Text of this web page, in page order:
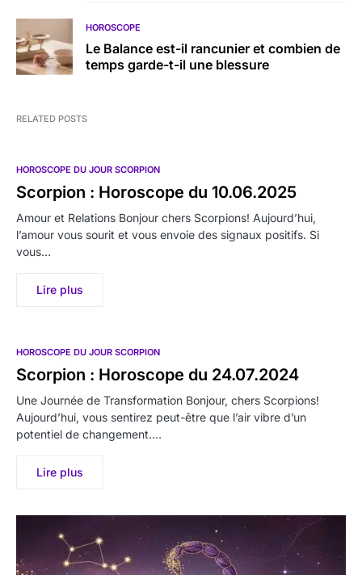
HOROSCOPE
Le Balance est-il rancunier et combien de
temps garde-t-il une blessure
RELATED POSTS
HOROSCOPE DU JOUR SCORPION
Scorpion : Horoscope du 10.06.2025
Amour et Relations Bonjour chers Scorpions! Aujourd’hui,
l’amour vous sourit et vous envoie des signaux positifs. Si
vous…
Lire plus
HOROSCOPE DU JOUR SCORPION
Scorpion : Horoscope du 24.07.2024
Une Journée de Transformation Bonjour, chers Scorpions!
Aujourd’hui, vous sentirez peut-être que l’air vibre d’un
potentiel de changement.…
Lire plus